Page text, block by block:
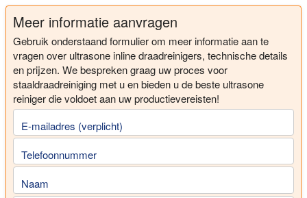
Meer informatie aanvragen
Gebruik onderstaand formulier om meer informatie aan te
vragen over ultrasone inline draadreinigers, technische details
en prijzen. We bespreken graag uw proces voor
staaldraadreiniging met u en bieden u de beste ultrasone
reiniger die voldoet aan uw productievereisten!
E-mailadres (verplicht)
Telefoonnummer
Naam